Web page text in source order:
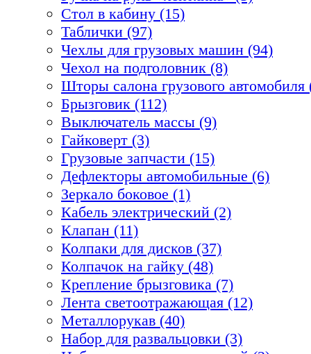
Стол в кабину (15)
Таблички (97)
Чехлы для грузовых машин (94)
Чехол на подголовник (8)
Шторы салона грузового автомобиля
Брызговик (112)
Выключатель массы (9)
Гайковерт (3)
Грузовые запчасти (15)
Дефлекторы автомобильные (6)
Зеркало боковое (1)
Кабель электрический (2)
Клапан (11)
Колпаки для дисков (37)
Колпачок на гайку (48)
Крепление брызговика (7)
Лента светоотражающая (12)
Металлорукав (40)
Набор для развальцовки (3)